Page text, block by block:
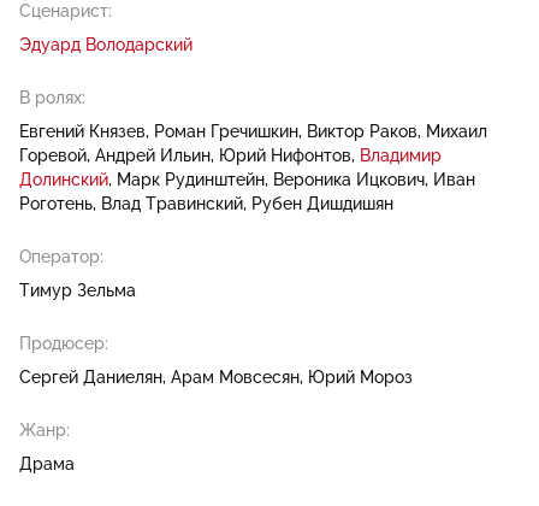
Сценарист:
Эдуард Володарский
В ролях:
Евгений Князев
Роман Гречишкин Виктор Раков
Михаил
Горевой Андрей Ильин Юрий Нифонтов
Владимир
Долинский Марк Рудинштейн Вероника Ицкович Иван
Роготень Влад Травинский Рубен Дишдишян
Оператор:
Тимур Зельма
Продюсер:
Сергей Даниелян Арам Мовсесян Юрий Мороз
Жанр:
Драма